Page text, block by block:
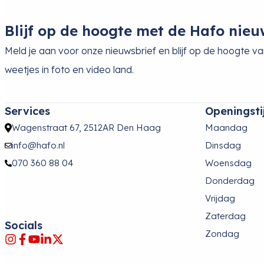
Blijf op de hoogte met de Hafo
Meld je aan voor onze nieuwsbrief en blijf op de hoogte
weetjes in foto en video land.
Services
Wagenstraat 67, 2512AR Den Haag
info@hafo.nl
070 360 88 04
Socials
Maandag
Dinsdag
Woensdag
Donderdag
Vrijdag
Zaterdag
Zondag